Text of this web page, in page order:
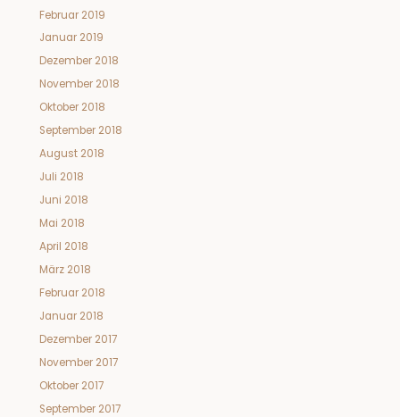
Februar 2019
Januar 2019
Dezember 2018
November 2018
Oktober 2018
September 2018
August 2018
Juli 2018
Juni 2018
Mai 2018
April 2018
März 2018
Februar 2018
Januar 2018
Dezember 2017
November 2017
Oktober 2017
September 2017